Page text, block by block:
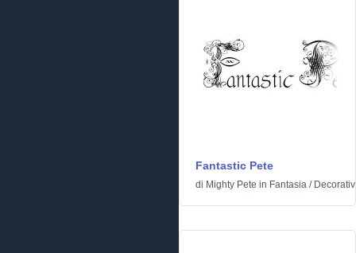
Fantastic Pete
di Mighty Pete in Fantasia /